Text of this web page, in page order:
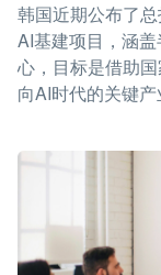
韩国近期公布了
AI基建项目，涵
心，目标是借助
向AI时代的关键产